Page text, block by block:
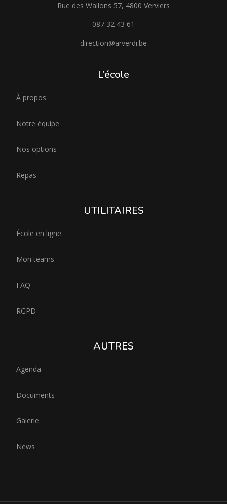
Rue des Wallons 57, 4800 Verviers
087 32 43 61
direction@arverdi.be
L’école
À propos
Notre équipe
Nos options
Repas
UTILITAIRES
École en ligne
Mon teams
FAQ
RGPD
AUTRES
Agenda
Documents
Galerie
News